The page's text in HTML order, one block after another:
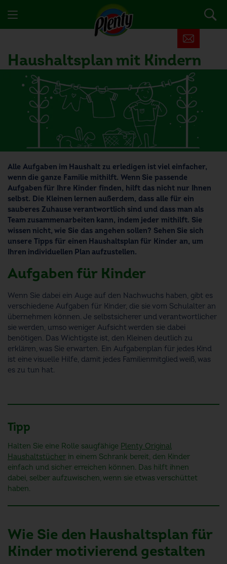
Haushaltsplan mit Kindern
Alle Aufgaben im Haushalt zu erledigen ist viel einfacher,
wenn die ganze Familie mithilft. Wenn Sie passende
Aufgaben für Ihre Kinder finden, hilft das nicht nur Ihnen
selbst. Die Kleinen lernen außerdem, dass alle für ein
sauberes Zuhause verantwortlich sind und dass man als
Team zusammenarbeiten kann, indem jeder mithilft. Sie
wissen nicht, wie Sie das angehen sollen? Sehen Sie sich
unsere Tipps für einen Haushaltsplan für Kinder an, um
Ihren individuellen Plan aufzustellen.
Aufgaben für Kinder
Wenn Sie dabei ein Auge auf den Nachwuchs haben, gibt es
verschiedene Aufgaben für Kinder, die sie vom Schulalter an
übernehmen können. Je selbstsicherer und verantwortlicher
sie werden, umso weniger Aufsicht werden sie dabei
benötigen. Das Wichtigste ist, den Kleinen deutlich zu
erklären, was Sie erwarten. Ein Aufgabenplan für jedes Kind
ist eine visuelle Hilfe, damit jedes Familienmitglied weiß, was
es zu tun hat.
Tipp
Halten Sie eine Rolle saugfähige Plenty Original
Haushaltstücher in einem Schrank bereit, den Kinder
einfach und sicher erreichen können. Das hilft ihnen
dabei, selber aufzuwischen, wenn sie etwas verschüttet
haben.
Wie Sie den Haushaltsplan für
Kinder motivierend gestalten